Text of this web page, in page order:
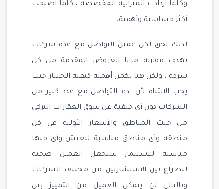
وكلما ازدادت الميزانية المخصصة ، كلما أصبحت
أكثر حساسية وأهمية.
لذلك يحق لكل عميل التواصل مع عدة شركات
بهدف مقارنة مزايا العروض المقدمة من كل
شركة ، ولكن هنا تكمن أهمية كيفية الاختيار حيث
يجب الانتباه لأن بدء التواصل مع عدد كبير من
الشركات دون أي خلفية عن سوق العقارات التركي
من حيث المناطق والأسعار الأولية في كل
منطقة وأي مناطق مناسبة للعيش وأي منها
مناسبة للاستثمار سيجعل العميل ضحية
للصراع بين الاستشاريين من مختلف الشركات
وبالتالي لن يتمكن العميل من التمييز بين